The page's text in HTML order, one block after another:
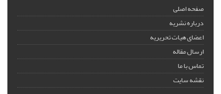
صفحه اصلی
درباره نشریه
اعضای هیات تحریریه
ارسال مقاله
تماس با ما
نقشه سایت